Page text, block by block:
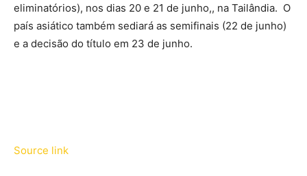
eliminatórios), nos dias 20 e 21 de junho,, na Tailândia. O
país asiático também sediará as semifinais (22 de junho)
e a decisão do título em 23 de junho.
Source link